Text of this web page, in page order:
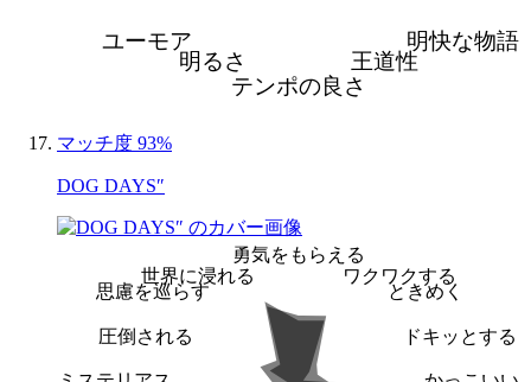
明快な物語
王道性
テンポの良さ
明るさ
ユーモア
マッチ度 93%
DOG DAYS″
勇気をもらえる
ワクワクする
ときめく
ドキッとする
圧倒される
思慮を巡らす
世界に浸れる